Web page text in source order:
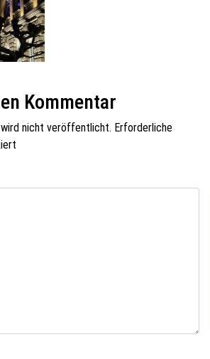
Kommentar
wird nicht veröffentlicht. Erforderliche